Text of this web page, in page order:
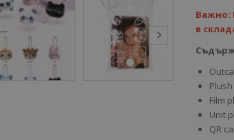
Важно:
в
Film
Unit
QR